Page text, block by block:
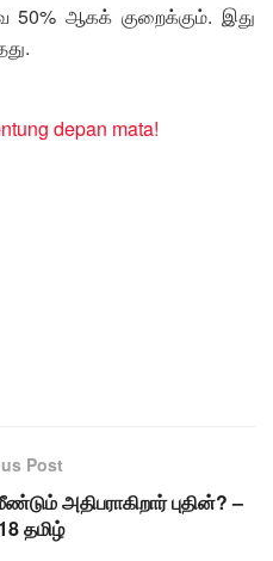
ஆகக் குறைக்கும். இது
depan mata!
Post
அதிபராகிறார் புதின்? –
தமிழ்